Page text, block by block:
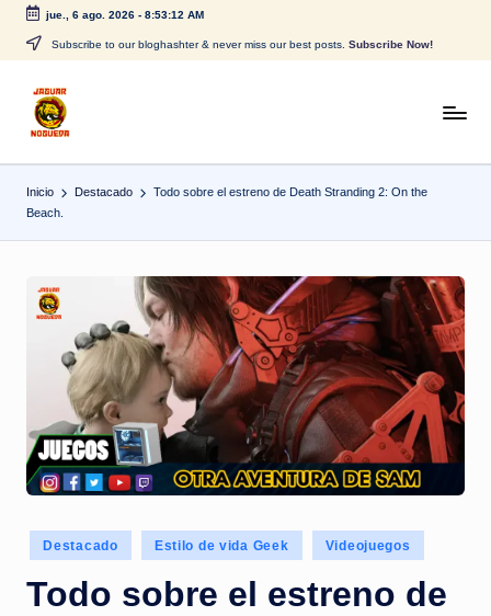
Saltar
contenido
jue., 6 ago. 2026- 8:53:12 AM
Subscribe to our bloghashter & never miss our best posts. Subscribe Now!
J
a
g
u
u
e
d
a
CONTENIDO
Inicio Destacado
Todo sobre el estreno de Death Stranding 2: On the
Beach.
Publicado
en
Destacado Estilo de vida Geek Videojuegos
Todo sobre el estreno de